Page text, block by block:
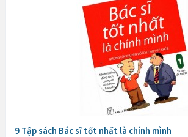
9 Tập sách Bác sĩ tốt nhất là chính mình